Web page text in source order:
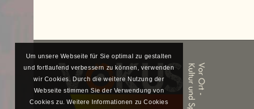
Um unsere Webseite für Sie optimal zu gestalten
und fortlaufend verbessern zu können, verwenden
wir Cookies. Durch die weitere Nutzung der
Webseite stimmen Sie der Verwendung von
Cookies zu. Weitere Informationen zu Cookies